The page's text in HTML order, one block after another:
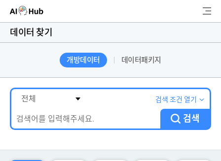
AI-Hub
AI 데이터찾기
AI 허브소개
색
데이터 찾기
개방데이터 데이터패키지
검색 조건 열기
검색